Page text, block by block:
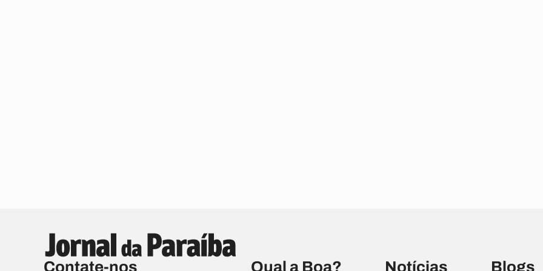
Contate-nos Qual a Boa? Notícias Blogs